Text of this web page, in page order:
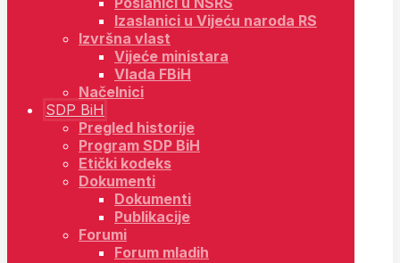
Izaslanici u Vijeću naroda RS
Izvršna vlast
Vijeće ministara
Vlada FBiH
Načelnici
SDP BiH
Pregled historije
Program SDP BiH
Etički kodeks
Dokumenti
Dokumenti
Publikacije
Forumi
Forum mladih